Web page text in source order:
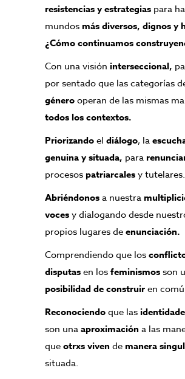
resistencias y estrategias para
mundos más diversos, dignos y
¿Cómo continuamos
Con una visión interseccional,
por sentado que las categorías
génerooperan de las mismas
todos los contextos.
Priorizandoel diálogo, la
genuina y situada, para
procesos patriarcalesy tutelares.
Abriéndonosa nuestra
vocesy dialogando desde
propios lugares deenunciación.
Comprendiendo que los
disputasen losfeminismosson
posibilidad de construiren
Reconociendoque las
son unaaproximacióna las
queotrxs vivende manera
situada.